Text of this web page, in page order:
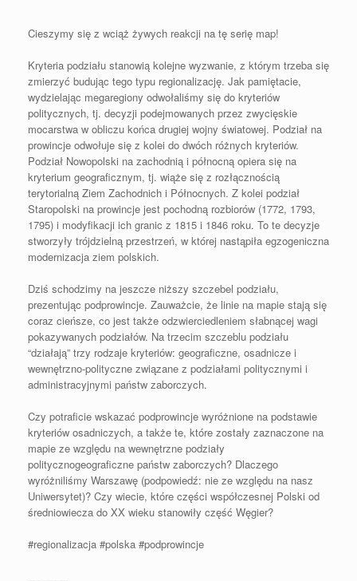
Cieszymy się z wciąż żywych reakcji na tę serię map!
Kryteria podziału stanowią kolejne wyzwanie, z którym trzeba się
zmierzyć budując tego typu regionalizację. Jak pamiętacie,
wydzielając megaregiony odwołaliśmy się do kryteriów
politycznych, tj. decyzji podejmowanych przez zwycięskie
mocarstwa w obliczu końca drugiej wojny światowej. Podział na
prowincje odwołuje się z kolei do dwóch różnych kryteriów.
Podział Nowopolski na zachodnią i północną opiera się na
kryterium geograficznym, tj. wiąże się z rozłącznością
terytorialną Ziem Zachodnich i Północnych. Z kolei podział
Staropolski na prowincje jest pochodną rozbiorów (1772, 1793,
1795) i modyfikacji ich granic z 1815 i 1846 roku. To te decyzje
stworzyły trójdzielną przestrzeń, w której nastąpiła egzogeniczna
modernizacja ziem polskich.
Dziś schodzimy na jeszcze niższy szczebel podziału,
prezentując podprowincje. Zauważcie, że linie na mapie stają się
coraz cieńsze, co jest także odzwierciedleniem słabnącej wagi
pokazywanych podziałów. Na trzecim szczeblu podziału
“działają” trzy rodzaje kryteriów: geograficzne, osadnicze i
wewnętrzno-polityczne związane z podziałami politycznymi i
administracyjnymi państw zaborczych.
Czy potraficie wskazać podprowincje wyróżnione na podstawie
kryteriów osadniczych, a także te, które zostały zaznaczone na
mapie ze względu na wewnętrzne podziały
politycznogeograficzne państw zaborczych? Dlaczego
wyróżniliśmy Warszawę (podpowiedź: nie ze względu na nasz
Uniwersytet)? Czy wiecie, które części współczesnej Polski od
średniowiecza do XX wieku stanowiły część Węgier?
#regionalizacja #polska #podprowincje